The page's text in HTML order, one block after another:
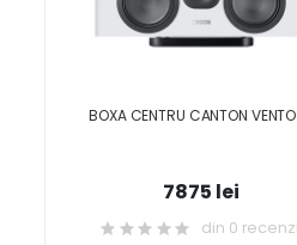
BOXA CENTRU CANTON
7875 lei
din 0